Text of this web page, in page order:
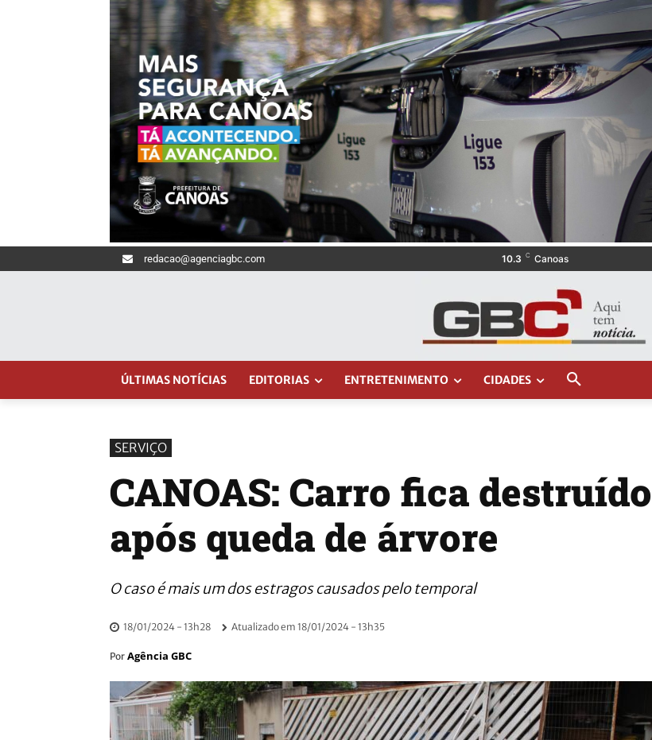
redacao@agenciagbc.com 10.3 C Canoas
ÚLTIMAS NOTÍCIAS EDITORIAS ENTRETENIMENTO CIDADES
SERVIÇO
CANOAS: Carro fica destruído
após queda de árvore
O caso é mais um dos estragos causados pelo temporal
18/01/2024 - 13h28 Atualizado em 18/01/2024 - 13h35
Por Agência GBC